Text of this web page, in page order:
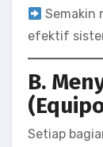
Semakin
efektif
B.
Setiap